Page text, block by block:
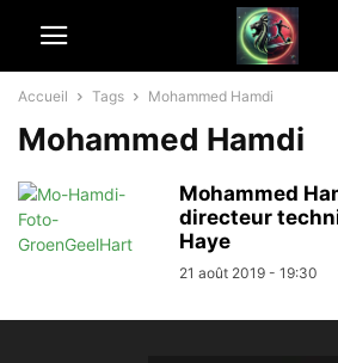
Accueil Tags Mohammed Hamdi
Mohammed Hamdi
Mohammed
directeur
Haye
21 août 2019 - 19:30